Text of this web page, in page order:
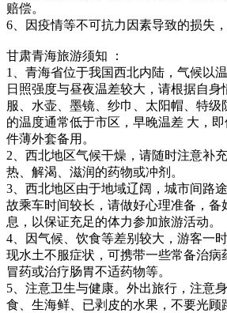
赔偿。
6、因疫情等不可抗力因素导致的损失
甘肃青海旅游须知 ：
1、青海省位于我国西北内陆，气候以
日照强度与昼夜温差较大，请根据自身
服、水壶、墨镜、纱巾、太阳帽、特级
的温度通常低于市区，早晚温差 大，
件薄外套备用。
2、西北地区气候干燥，请随时注意补
热、解渴、滋润的药物或冲剂。
3、西北地区由于地域辽阔，城市间路
故乘车时间较长，请做好心理准备，备
息，以保证充足的体力参加旅游活动。
4、因气候、饮食等差别较大，游客一
现水土不服症状，可携带一些常备治病
冒药或治疗肠胃不适药物等。
5、注意卫生与健康。外出旅行，注意
食、生海鲜、已剥皮的水果，不要光顾